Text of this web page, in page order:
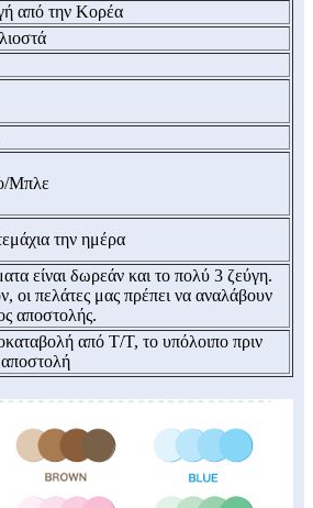
από την Κορέα
Μπλε
την ημέρα
είναι δωρεάν και το πολύ 3 ζεύγη.
οι πελάτες μας πρέπει να αναλάβουν
αποστολής.
από T/T, το υπόλοιπο πριν